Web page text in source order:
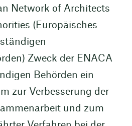
Network of Architects
(Europäisches
Zweck der ENACA
Behörden ein
zur Verbesserung der
und zum